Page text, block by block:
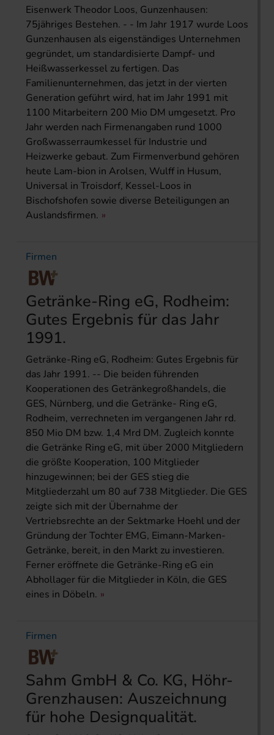
Eisenwerk Theodor Loos, Gunzenhausen:
75jähriges Bestehen. - - Im Jahr 1917 wurde Loos
Gunzenhausen als eigenständiges Unternehmen
gegründet, um standardisierte Dampf- und
Heißwasserkessel zu fertigen. Das
Familienunternehmen, das jetzt in der vierten
Generation geführt wird, hat im Jahr 1991 mit
1100 Mitarbeitern 200 Mio DM umgesetzt. Pro
Jahr werden nach Firmenangaben rund 1000
Großwasserraumkessel für Industrie und
Heizwerke gebaut. Zum Firmenverbund gehören
heute Lam-bion in Arolsen, Wulff in Husum,
Universal in Troisdorf, Kessel-Loos in
Bischofshofen sowie diverse Beteiligungen an
Auslandsfirmen.
Firmen
Getränke-Ring eG, Rodheim:
Gutes Ergebnis für das Jahr
1991.
Getränke-Ring eG, Rodheim: Gutes Ergebnis für
das Jahr 1991. -- Die beiden führenden
Kooperationen des Getränkegroßhandels, die
GES, Nürnberg, und die Getränke- Ring eG,
Rodheim, verrechneten im vergangenen Jahr rd.
850 Mio DM bzw. 1,4 Mrd DM. Zugleich konnte
die Getränke Ring eG, mit über 2000 Mitgliedern
die größte Kooperation, 100 Mitglieder
hinzugewinnen; bei der GES stieg die
Mitgliederzahl um 80 auf 738 Mitglieder. Die GES
zeigte sich mit der Übernahme der
Vertriebsrechte an der Sektmarke Hoehl und der
Gründung der Tochter EMG, Eimann-Marken-
Getränke, bereit, in den Markt zu investieren.
Ferner eröffnete die Getränke-Ring eG ein
Abhollager für die Mitglieder in Köln, die GES
eines in Döbeln.
Firmen
Sahm GmbH & Co. KG, Höhr-
Grenzhausen: Auszeichnung
für hohe Designqualität.